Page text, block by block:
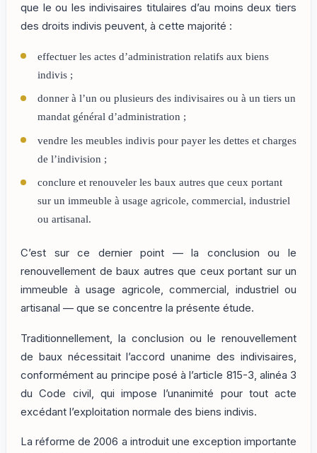
que le ou les indivisaires titulaires d’au moins deux tiers
des droits indivis peuvent, à cette majorité :
effectuer les actes d’administration relatifs aux biens
indivis ;
donner à l’un ou plusieurs des indivisaires ou à un tiers un
mandat général d’administration ;
vendre les meubles indivis pour payer les dettes et charges
de l’indivision ;
conclure et renouveler les baux autres que ceux portant
sur un immeuble à usage agricole, commercial, industriel
ou artisanal.
C’est sur ce dernier point — la conclusion ou le
renouvellement de baux autres que ceux portant sur un
immeuble à usage agricole, commercial, industriel ou
artisanal — que se concentre la présente étude.
Traditionnellement, la conclusion ou le renouvellement
de baux nécessitait l’accord unanime des indivisaires,
conformément au principe posé à l’article 815-3, alinéa 3
du Code civil, qui impose l’unanimité pour tout acte
excédant l’exploitation normale des biens indivis.
La réforme de 2006 a introduit une exception importante